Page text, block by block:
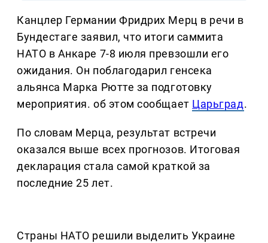
Канцлер Германии Фридрих Мерц в речи в
Бундестаге заявил, что итоги саммита
НАТО в Анкаре 7-8 июля превзошли его
ожидания. Он поблагодарил генсека
альянса Марка Рютте за подготовку
мероприятия. об этом сообщает Царьград.
По словам Мерца, результат встречи
оказался выше всех прогнозов. Итоговая
декларация стала самой краткой за
последние 25 лет.
Страны НАТО решили выделить Украине